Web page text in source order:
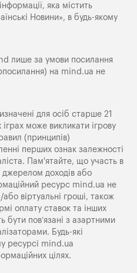
яка містить
Новини», в будь-якому
лише за умови посилання
на mind.ua не
для осіб старше 21
може викликати ігрову
(принципів)
перших ознак залежності
Пам'ятайте, що участь в
джерелом доходів або
ресурс mind.ua не
віртуальні гроші, також
оплату ставок та інших
бути пов’язані з азартними
Будь-які
ресурсі mind.ua
цілях.